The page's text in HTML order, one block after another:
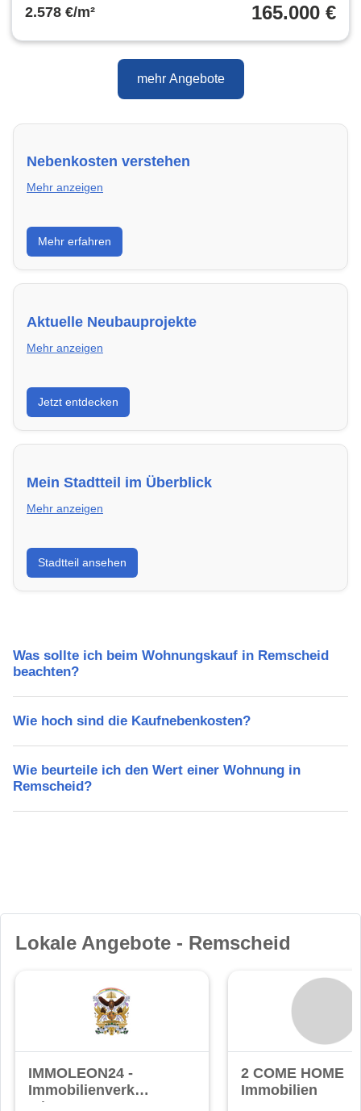
2.578 €/m² 165.000 €
mehr Angebote
Nebenkosten verstehen
Mehr anzeigen
Erfahre, welche Nebenkosten rechtmäßig sind und
wie du deine monatliche Belastung optimieren
kannst.
Mehr erfahren
Aktuelle Neubauprojekte
Mehr anzeigen
Entdecke Neubauprojekte in Remscheid – modern,
energieeffizient und sofort bezugsfertig.
Jetzt entdecken
Mein Stadtteil im Überblick
Mehr anzeigen
Erfahre mehr über deinen Stadtteil in Remscheid:
Lebensqualität, Verkehrsanbindung, Schulen,
Freizeitmöglichkeiten und Mietpreise.
Stadtteil ansehen
Was sollte ich beim Wohnungskauf in Remscheid
beachten?
Wie hoch sind die Kaufnebenkosten?
Wie beurteile ich den Wert einer Wohnung in
Remscheid?
Lokale Angebote - Remscheid
IMMOLEON24 -
Immobilienverkauf
mit Herz!
2 COME HOME
Immobilien